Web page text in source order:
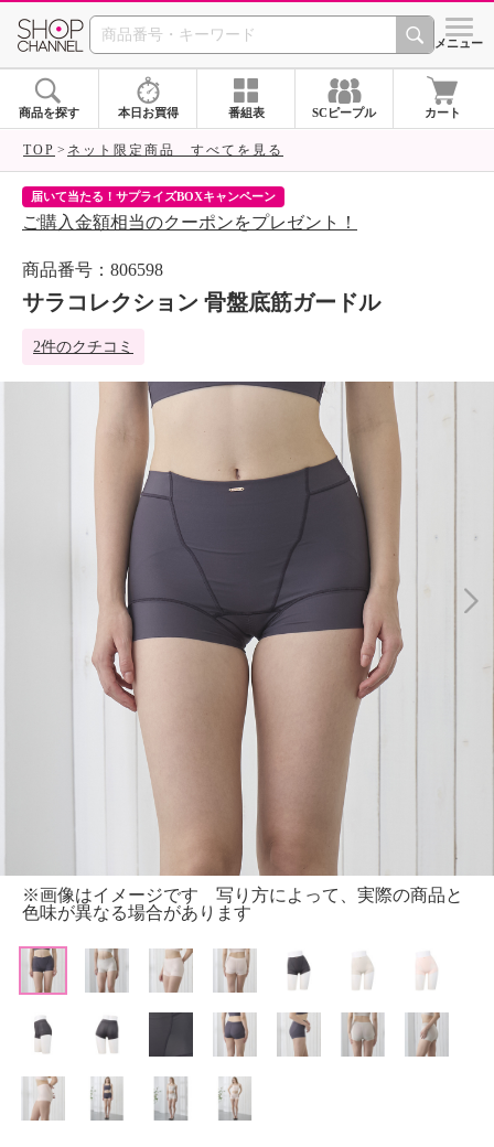
SHOP CHANNEL シメニュー
商品を探す 本日お買得 番組表 SCピープル カート
TOP ネット限定商品 すべてを見る
届いて当たる！サプライズBOXキャンペーン
ご購入金額相当のクーポンをプレゼント！
商品番号：806598
サラコレクション 骨盤底筋ガードル
2件のクチコミ
※画像はイメージです 写り方によって、実際の商品と
色味が異なる場合があります